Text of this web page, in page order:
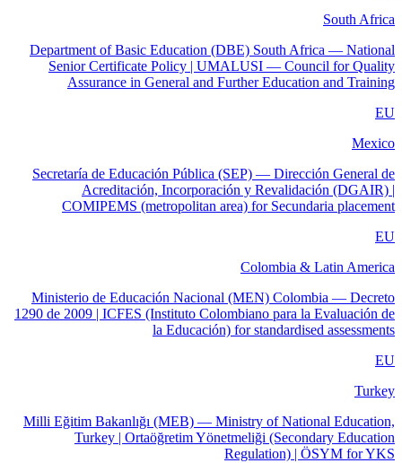
South Africa
Department of Basic Education (DBE) South Africa — National
Senior Certificate Policy | UMALUSI — Council for Quality
Assurance in General and Further Education and Training
EU
Mexico
Secretaría de Educación Pública (SEP) — Dirección General de
Acreditación, Incorporación y Revalidación (DGAIR) |
COMIPEMS (metropolitan area) for Secundaria placement
EU
Colombia & Latin America
Ministerio de Educación Nacional (MEN) Colombia — Decreto
1290 de 2009 | ICFES (Instituto Colombiano para la Evaluación de
la Educación) for standardised assessments
EU
Turkey
Milli Eğitim Bakanlığı (MEB) — Ministry of National Education,
Turkey | Ortaöğretim Yönetmeliği (Secondary Education
Regulation) | ÖSYM for YKS